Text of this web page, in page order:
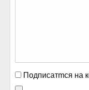
Подписатmся на